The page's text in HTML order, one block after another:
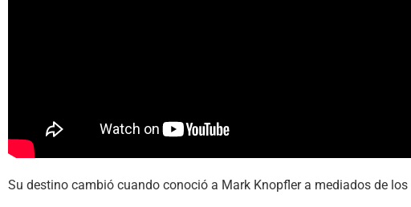
Su destino cambió cuando conoció a Mark Knopfler a mediados de